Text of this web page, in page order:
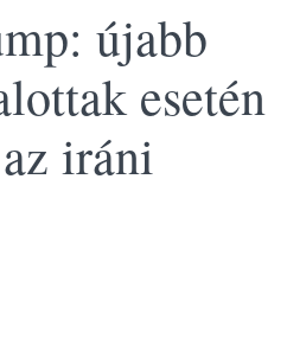
újabb
esetén
iráni